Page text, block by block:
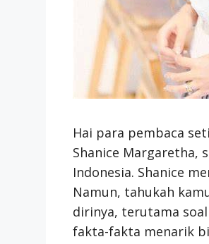
Hai para pembaca
Shanice Margaretha,
Indonesia. Shanice
Namun, tahukah
dirinya, terutama
fakta-fakta menarik